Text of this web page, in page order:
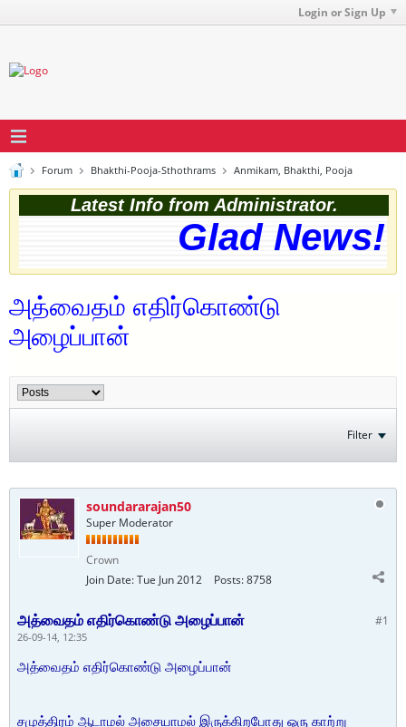
Login or Sign Up
Forum Bhakthi-Pooja-Sthothrams Anmikam, Bhakthi, Pooja
Latest Info from Administrator.
Glad News!
அத்வைதம் எதிர்கொண்டு
அழைப்பான்
Filter
soundararajan50
Super Moderator
Crown
Join Date:Tue Jun 2012 Posts:8758
#1
அத்வைதம் எதிர்கொண்டு அழைப்பான்
26-09-14, 12:35
அத்வைதம் எதிர்கொண்டு அழைப்பான்
சமுத்திரம் ஆடாமல் அசையாமல் இருக்கிறபோது ஒரு காற்று